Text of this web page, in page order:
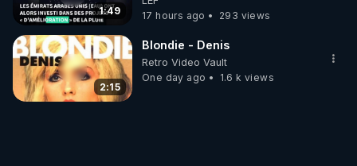
1:49
Faites tourner !
17 hours ago
293 views
2:15
Blondie - Denis
Retro Video Vault
One day ago
1.6 k views